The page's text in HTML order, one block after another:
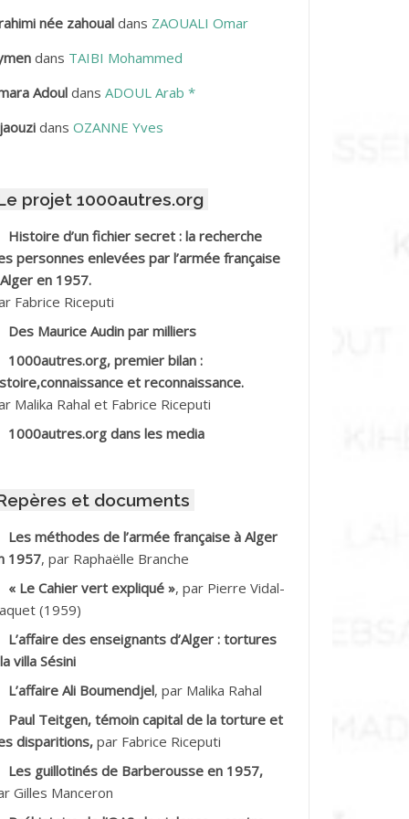
Mohamed Hamoud*
Mohamed *
Ahmed
Mohamed ben Kaddour
Kouider
Ahmed dit le Coiffeur
Mohamed
Salah
M.*
Ali
Tahar
Ramdane *
née zahoualdans ZAOUALI Omar
dans TAIBI Mohammed
Adouldans ADOUL Arab *
dans OZANNE Yves
projet 1000autres.org
Histoire d’un fichier secret : la recherche
personnes enlevées par l’armée française
en 1957.
Fabrice Riceputi
Des Maurice Audin par milliers
1000autres.org, premier bilan :
et reconnaissance.
Malika Rahal et Fabrice Riceputi
1000autres.org dans les media
et documents
Les méthodes de l’armée française à Alger
1957, par Raphaëlle Branche
« Le Cahier vert expliqué », par Pierre Vidal-
(1959)
L’affaire des enseignants d’Alger : tortures
villa Sésini
L’affaire Ali Boumendjel, par Malika Rahal
Paul Teitgen, témoin capital de la torture et
disparitions, par Fabrice Riceputi
Les guillotinés de Barberousse en 1957,
Gilles Manceron